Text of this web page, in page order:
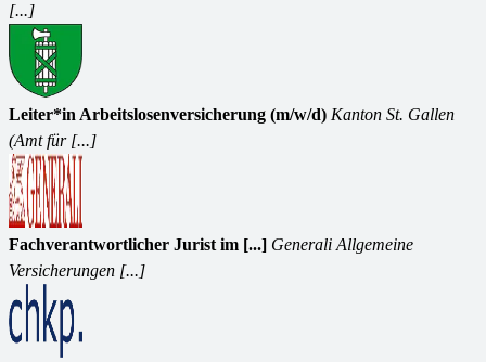
[...]
Leiter*in Arbeitslosenversicherung (m/w/d) Kanton St. Gallen
(Amt für [...]
Fachverantwortlicher Jurist im [...] Generali Allgemeine
Versicherungen [...]